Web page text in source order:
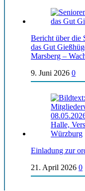
Bericht über die
das Gut
Marsberg –
9. Juni 2026 0
Einladung zur
21. April 2026 0